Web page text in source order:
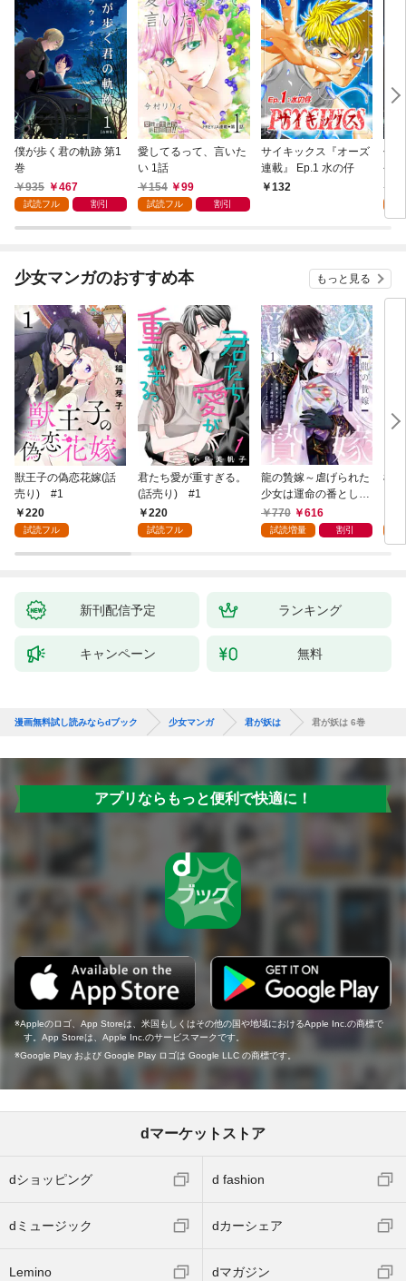
僕が歩く君の軌跡 第1
巻
935
467
試読フル 割引
愛してるって、言いた
い 1話
154
99
試読フル 割引
サイキックス『オーズ
連載』 Ep.1 水の仔
132
僕
今
少女マンガのおすすめ本 もっと見る
獣王子の偽恋花嫁(話
売り) #1
220
試読フル
君たち愛が重すぎる。
(話売り) #1
220
試読フル
龍の贄嫁～虐げられた
少女は運命の番として
愛される～ 1巻
770 616
試読増量 割引
桜
新刊配信予定 ランキング
キャンペーン 無料
漫画無料試し読みならdブック 少女マンガ 君が妖は 君が妖は 6巻
アプリならもっと便利で快適に！
Appleのロゴ、App Storeは、米国もしくはその他の国や地域におけるApple Inc.の商標で
す。App Storeは、Apple Inc.のサービスマークです。
Google Play および Google Play ロゴは Google LLC の商標です。
dマーケットストア
dショッピング d fashion
dミュージック dカーシェア
Lemino dマガジン